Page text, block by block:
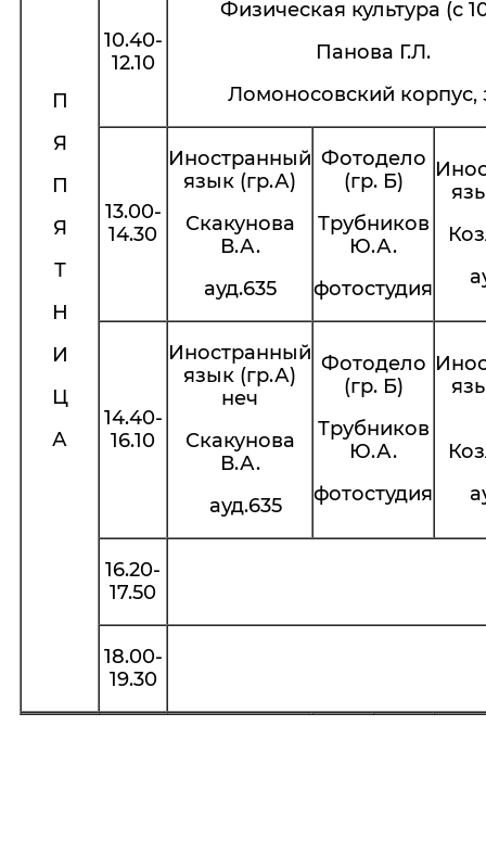
П
Я
П
Я
Т
Н
И
Ц
А
10.40-
12.10
Физическая культура (с
Панова Г.Л.
Ломоносовский корпус,
13.00-
14.30
Иностранный
язык (гр.А)
Скакунова
В.А.
ауд.635
Фотодело
(гр. Б)
Трубников
Ю.А.
фотостудия
14.40-
16.10
Иностранный
язык (гр.А)
неч
Скакунова
В.А.
ауд.635
Фотодело
(гр. Б)
Трубников
Ю.А.
фотостудия
16.20-
17.50
18.00-
19.30